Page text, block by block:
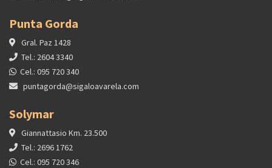
Punta Gorda
Gral. Paz 1428
Tel.: 2604 3340
Cel.: 095 720 340
puntagorda@sigaloavarela.com
Solymar
Giannattasio Km. 23.500
Tel.: 2696 1762
Cel.: 095 720 346